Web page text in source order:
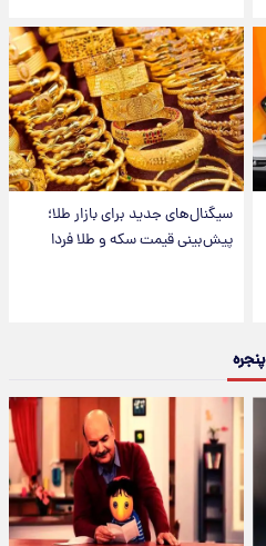
سیگنال‌های جدید برای بازار طلا؛
پیش‌بینی قیمت سکه و طلا فردا
پنجره